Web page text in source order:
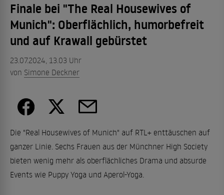
Finale bei "The Real Housewives of
Munich": Oberflächlich, humorbefreit
und auf Krawall gebürstet
23.07.2024, 13.03 Uhr
von Simone Deckner
Die "Real Housewives of Munich" auf RTL+ enttäuschen auf
ganzer Linie. Sechs Frauen aus der Münchner High Society
bieten wenig mehr als oberflächliches Drama und absurde
Events wie Puppy Yoga und Aperol-Yoga.